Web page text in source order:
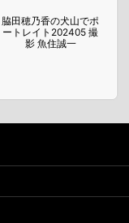
脇田穂乃香の犬山でポ
ートレイト202405 撮
影 魚住誠一